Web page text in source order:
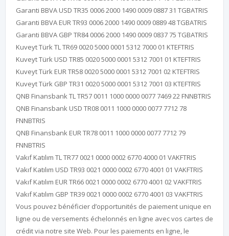
Garanti BBVA USD TR35 0006 2000 1490 0009 0887 31 TGBATRIS
Garanti BBVA EUR TR93 0006 2000 1490 0009 0889 48 TGBATRIS
Garanti BBVA GBP TR84 0006 2000 1490 0009 0837 75 TGBATRIS
Kuveyt Türk TL TR69 0020 5000 0001 5312 7000 01 KTEFTRIS
Kuveyt Türk USD TR85 0020 5000 0001 5312 7001 01 KTEFTRIS
Kuveyt Türk EUR TR58 0020 5000 0001 5312 7001 02 KTEFTRIS
Kuveyt Türk GBP TR31 0020 5000 0001 5312 7001 03 KTEFTRIS
QNB Finansbank TL TR57 0011 1000 0000 0077 7469 22 FNNBTRIS
QNB Finansbank USD TR08 0011 1000 0000 0077 7712 78
FNNBTRIS
QNB Finansbank EUR TR78 0011 1000 0000 0077 7712 79
FNNBTRIS
Vakıf Katılım TL TR77 0021 0000 0002 6770 4000 01 VAKFTRIS
Vakıf Katılım USD TR93 0021 0000 0002 6770 4001 01 VAKFTRIS
Vakıf Katılım EUR TR66 0021 0000 0002 6770 4001 02 VAKFTRIS
Vakıf Katılım GBP TR39 0021 0000 0002 6770 4001 03 VAKFTRIS
Vous pouvez bénéficier d’opportunités de paiement unique en
ligne ou de versements échelonnés en ligne avec vos cartes de
crédit via notre site Web. Pour les paiements en ligne, le